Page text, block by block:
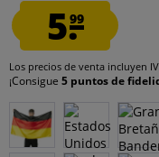
5.99
Los precios de venta incluyen
¡Consigue 5 puntos de